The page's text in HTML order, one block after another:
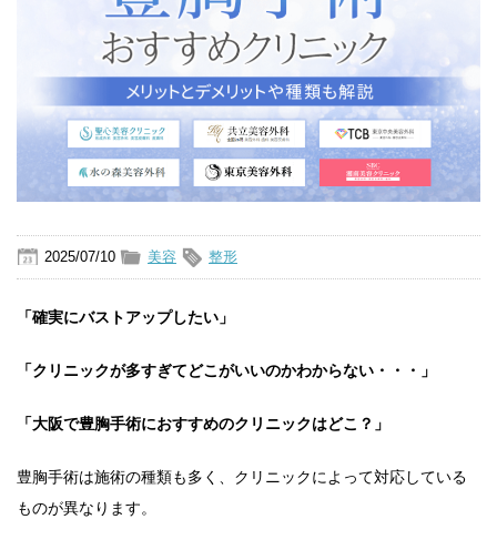
2025/07/10 美容 整形
「確実にバストアップしたい」
「クリニックが多すぎてどこがいいのかわからない・・・」
「大阪で豊胸手術におすすめのクリニックはどこ？」
豊胸手術は施術の種類も多く、クリニックによって対応している
ものが異なります。